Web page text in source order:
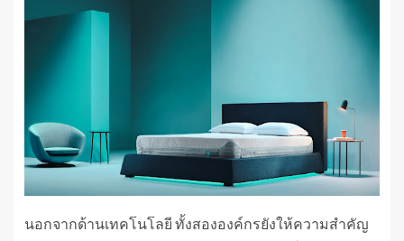
นอกจากด้านเทคโนโลยี ทั้งสององค์กรยังให้ความสำคัญ